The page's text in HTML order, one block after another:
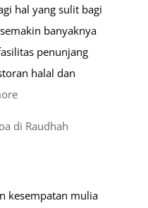
hal yang sulit bagi
banyaknya
penunjang
halal dan
:
di
di Raudhah
kesempatan mulia